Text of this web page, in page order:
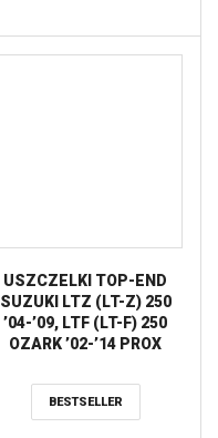
USZCZELKI TOP-END
SUZUKI LTZ (LT-Z) 250
’04-’09, LTF (LT-F) 250
OZARK ’02-’14 PROX
BESTSELLER